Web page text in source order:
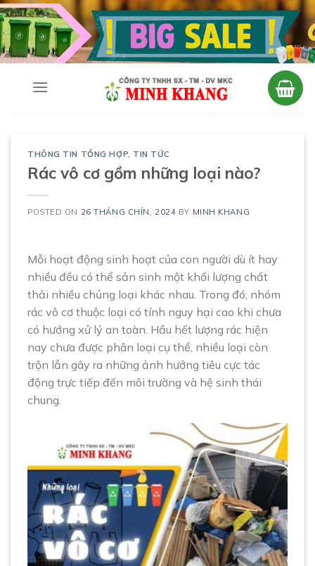
Skip
to
content
THÔNG TIN TỔNG HỢP, TIN TỨC
Rác vô cơ gồm những loại nào?
POSTED ON 26 THÁNG CHÍN, 2024 BY MINH KHANG
Mỗi hoạt động sinh hoạt của con người dù ít hay
nhiều đều có thể sản sinh một khối lượng chất
thải nhiều chủng loại khác nhau. Trong đó, nhóm
rác vô cơ thuộc loại có tính nguy hại cao khi chưa
có hướng xử lý an toàn. Hầu hết lượng rác hiện
nay chưa được phân loại cụ thể, nhiều loại còn
trộn lẫn gây ra những ảnh hưởng tiêu cực tác
động trực tiếp đến môi trường và hệ sinh thái
chung.